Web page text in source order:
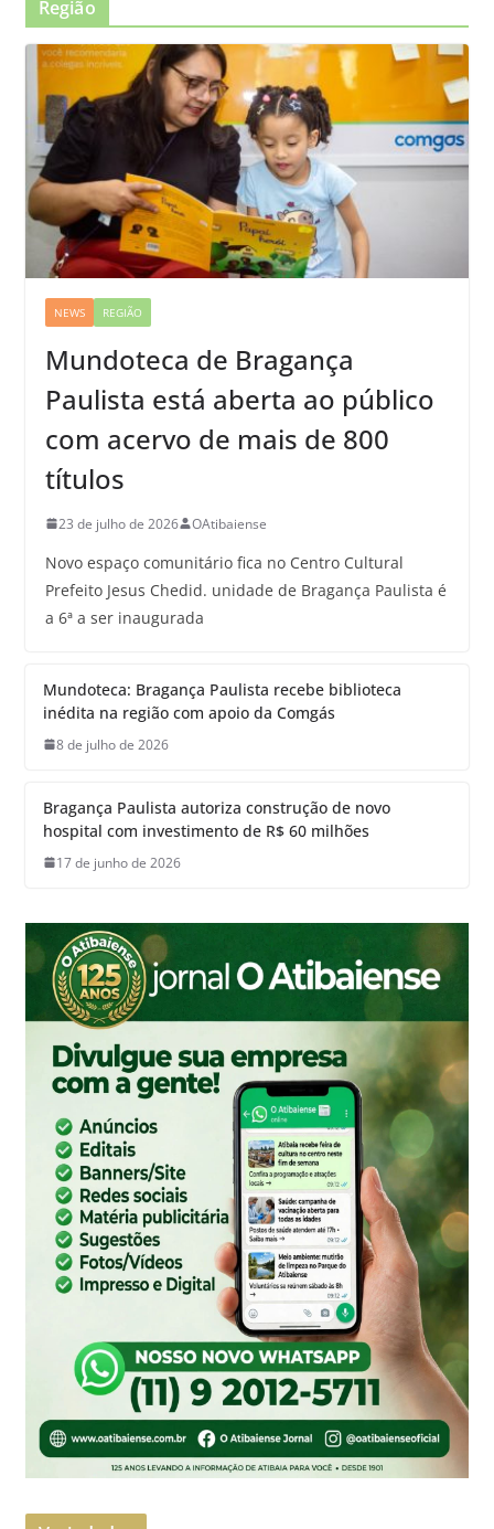
Região
NEWS REGIÃO
Mundoteca de Bragança
Paulista está aberta ao público
com acervo de mais de 800
títulos
23 de julho de 2026 OAtibaiense
Novo espaço comunitário fica no Centro Cultural
Prefeito Jesus Chedid. unidade de Bragança Paulista é
a 6ª a ser inaugurada
Mundoteca: Bragança Paulista recebe biblioteca
inédita na região com apoio da Comgás
8 de julho de 2026
Bragança Paulista autoriza construção de novo
hospital com investimento de R$ 60 milhões
17 de junho de 2026